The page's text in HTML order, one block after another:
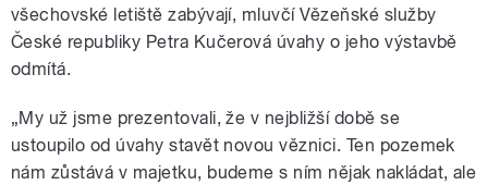
všechovské letiště zabývají, mluvčí Vězeňské služby
České republiky Petra Kučerová úvahy o jeho výstavbě
odmítá.
„My už jsme prezentovali, že v nejbližší době se
ustoupilo od úvahy stavět novou věznici. Ten pozemek
nám zůstává v majetku, budeme s ním nějak nakládat, ale